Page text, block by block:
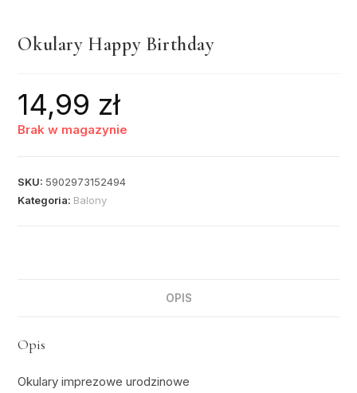
Okulary Happy Birthday
14,99 zł
Brak w magazynie
SKU: 5902973152494
Kategoria: Balony
OPIS
Opis
Okulary imprezowe urodzinowe